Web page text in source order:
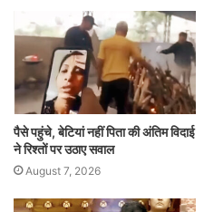
पैसे पहुंचे, बेटियां नहीं पिता की अंतिम विदाई
ने रिश्तों पर उठाए सवाल
August 7, 2026